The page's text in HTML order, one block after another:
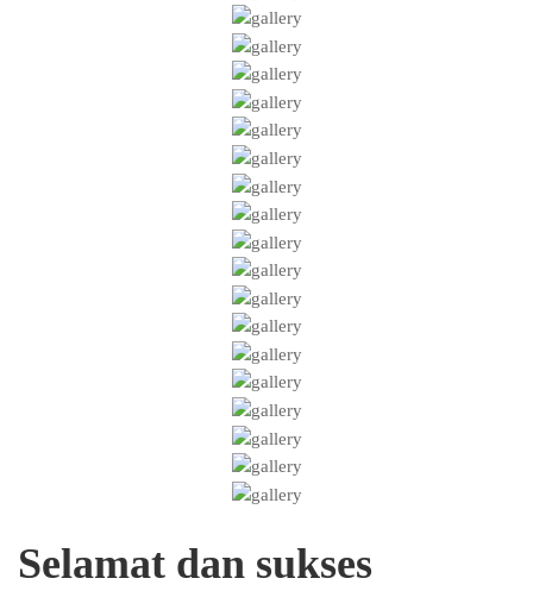
Selamat dan sukses